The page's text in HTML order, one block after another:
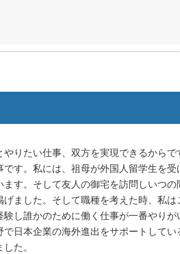
りたい仕事、双方を実現できるから
す。私には、祖母が外国人留学生を受
す。そして友人の御宅を訪問しいつ
ました。そして職種を考えた時、私は
し誰かのために働く仕事が一番やり
日本企業の海外進出をサポートして
た。